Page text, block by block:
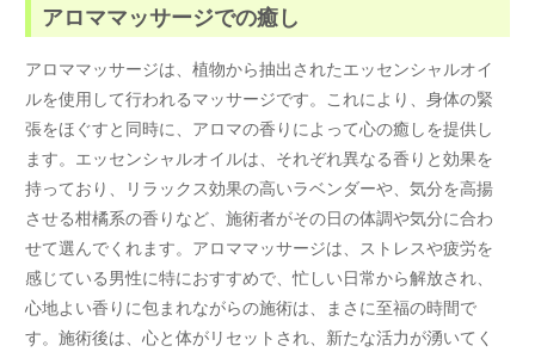
アロママッサージでの癒し
アロママッサージは、植物から抽出されたエッセンシャルオイ
ルを使用して行われるマッサージです。これにより、身体の緊
張をほぐすと同時に、アロマの香りによって心の癒しを提供し
ます。エッセンシャルオイルは、それぞれ異なる香りと効果を
持っており、リラックス効果の高いラベンダーや、気分を高揚
させる柑橘系の香りなど、施術者がその日の体調や気分に合わ
せて選んでくれます。アロママッサージは、ストレスや疲労を
感じている男性に特におすすめで、忙しい日常から解放され、
心地よい香りに包まれながらの施術は、まさに至福の時間で
す。施術後は、心と体がリセットされ、新たな活力が湧いてく